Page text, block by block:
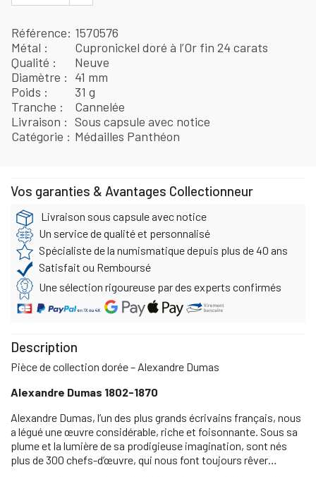
Référence 1570576
Métal
Cupronickel doré à l’Or fin 24 carats
Qualité
Neuve
Diamètre
41 mm
Poids
31 g
Tranche
Cannelée
Livraison
Sous capsule avec notice
Catégorie
Médailles Panthéon
Vos garanties & Avantages Collectionneur
Livraison sous capsule avec notice
Un service de qualité et personnalisé
Spécialiste de la numismatique depuis plus de 40 ans
Satisfait ou Remboursé
Une sélection rigoureuse par des experts confirmés
Description
Pièce de collection dorée – Alexandre Dumas
Alexandre Dumas 1802-1870
Alexandre Dumas, l’un des plus grands écrivains français, nous
a légué une œuvre considérable, riche et foisonnante. Sous sa
plume et la lumière de sa prodigieuse imagination, sont nés
plus de 300 chefs-d’œuvre, qui nous font toujours rêver…